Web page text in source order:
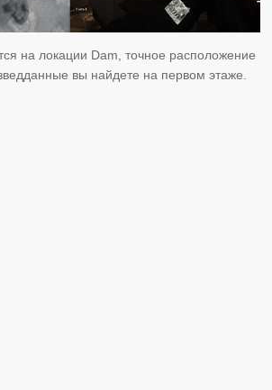
на локации Dam, точное расположение
вы найдете на первом этаже.